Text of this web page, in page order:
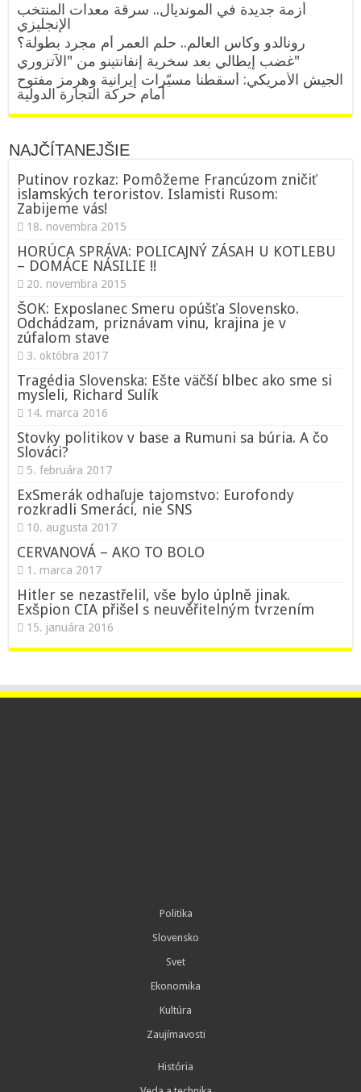
أزمة جديدة في المونديال.. سرقة معدات المنتخب
الإنجليزي
رونالدو وكأس العالم.. حلم العمر أم مجرد بطولة؟
غضب إيطالي بعد سخرية إنفانتينو من "الآتزوري"
الجيش الأمريكي: أسقطنا مسيّرات إيرانية وهرمز مفتوح
أمام حركة التجارة الدولية
NAJČÍTANEJŠIE
Putinov rozkaz: Pomôžeme Francúzom zničiť
islamských teroristov. Islamisti Rusom:
Zabijeme vás!
18. novembra 2015
HORÚCA SPRÁVA: POLICAJNÝ ZÁSAH U KOTLEBU
– DOMÁCE NÁSILIE !!
20. novembra 2015
ŠOK: Exposlanec Smeru opúšťa Slovensko.
Odchádzam, priznávam vinu, krajina je v
zúfalom stave
3. októbra 2017
Tragédia Slovenska: Ešte väčší blbec ako sme si
mysleli, Richard Sulík
14. marca 2016
Stovky politikov v base a Rumuni sa búria. A čo
Slováci?
5. februára 2017
ExSmerák odhaľuje tajomstvo: Eurofondy
rozkradli Smeráci, nie SNS
10. augusta 2017
CERVANOVÁ – AKO TO BOLO
1. marca 2017
Hitler se nezastřelil, vše bylo úplně jinak.
Exšpion CIA přišel s neuvěřitelným tvrzením
15. januára 2016
Politika
Slovensko
Svet
Ekonomika
Kultúra
Zaujímavosti
História